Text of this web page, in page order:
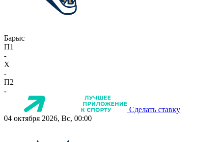
Барыс
П1
-
X
-
П2
-
Сделать ставку
04 октября 2026, Вс, 00:00